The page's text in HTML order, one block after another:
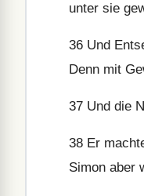
unter sie
36 Und
Denn mit
37 Und die
38 Er
Simon aber